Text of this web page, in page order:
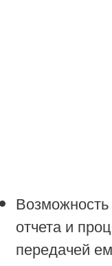
отчета и
передачей